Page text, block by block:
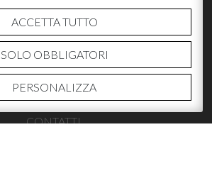
INFO
CHI SIAMO
CONTATTI
ACCETTA TUTTO
SOLO OBBLIGATORI
PERSONALIZZA